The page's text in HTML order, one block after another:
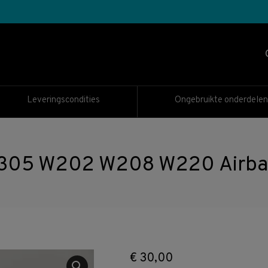
Leveringscondities Ongebruikte onderdelen
W202 W208 W220
€ 30,00